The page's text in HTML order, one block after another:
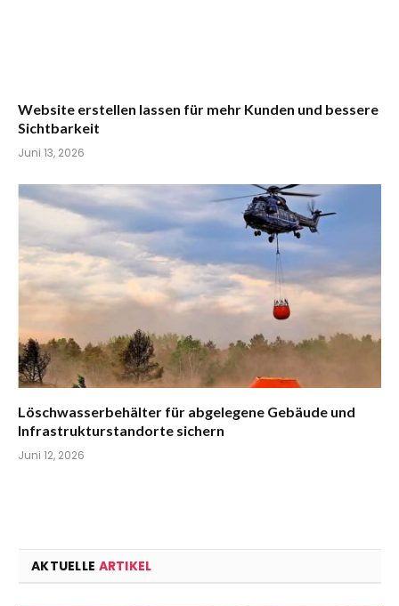
Website erstellen lassen für mehr Kunden und bessere
Sichtbarkeit
Juni 13, 2026
Löschwasserbehälter für abgelegene Gebäude und
Infrastrukturstandorte sichern
Juni 12, 2026
AKTUELLE ARTIKEL